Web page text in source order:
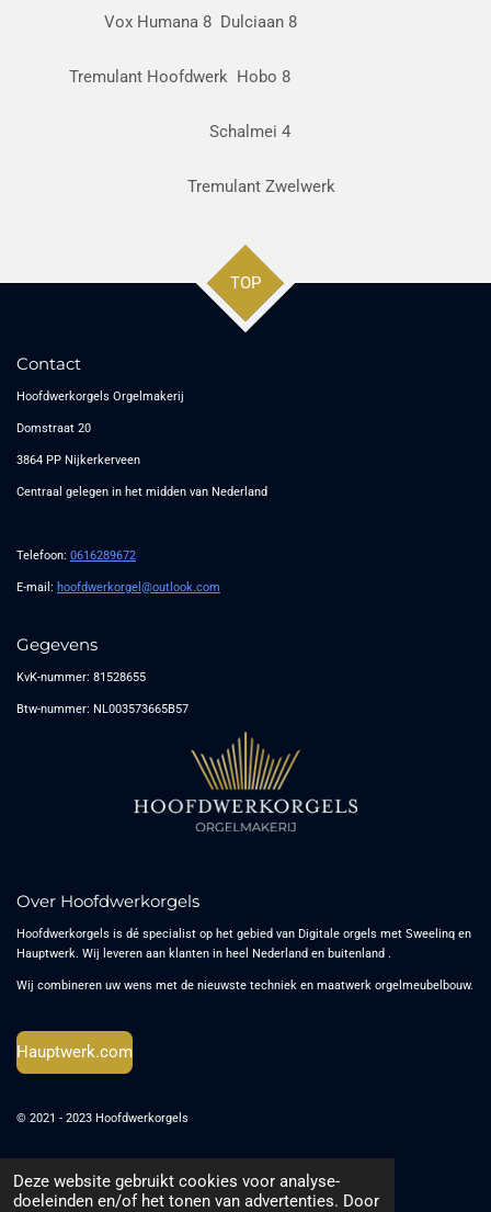
Deze website gebruikt cookies voor analyse-
doeleinden en/of het tonen van advertenties. Door
Vox Humana 8 Dulciaan 8
Tremulant Hoofdwerk Hobo 8
Schalmei 4
Tremulant Zwelwerk
TOP
Contact
Hoofdwerkorgels Orgelmakerij
Domstraat 20
3864 PP Nijkerkerveen
Centraal gelegen in het midden van Nederland
Telefoon: 0616289672
E-mail: hoofdwerkorgel@outlook.com
Gegevens
KvK-nummer: 81528655
Btw-nummer: NL003573665B57
Over Hoofdwerkorgels
Hoofdwerkorgels is dé specialist op het gebied van Digitale orgels met Sweelinq en
Hauptwerk. Wij leveren aan klanten in heel Nederland en buitenland .
Wij combineren uw wens met de nieuwste techniek en maatwerk orgelmeubelbouw.
Hauptwerk.com
© 2021 - 2023 Hoofdwerkorgels
Algemene voorwaarden Verzend- en leveringsbeleid
Powered by JouwWeb